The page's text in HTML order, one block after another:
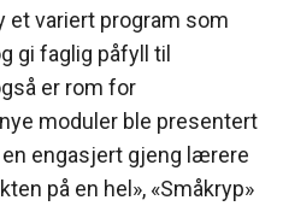
et variert program som
gi faglig påfyll til
er rom for
moduler ble presentert
en engasjert gjeng lærere
på en hel», «Småkryp»